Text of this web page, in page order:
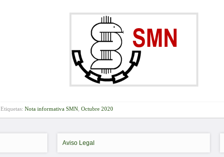
Etiquetas: Nota informativa SMN Octubre 2020
Aviso Legal